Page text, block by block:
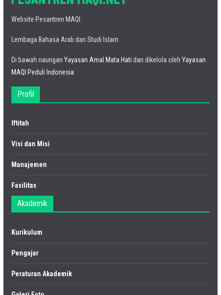
Website Pesantren MAQI
Lembaga Bahasa Arab dan Studi Islam
Di bawah naungan Yayasan Amal Mata Hati dan dikelola oleh Yayasan
MAQI Peduli Indonesia
Profil
Iftitah
Visi dan Misi
Manajemen
Fasilitas
Akademik
Kurikulum
Pengajar
Peraturan Akademik